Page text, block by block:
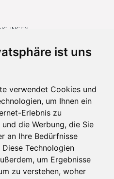
ist uns
verwendet Cookies und
um Ihnen ein
Erlebnis zu
die Werbung, die Sie
an Ihre Bedürfnisse
Diese Technologien
um Ergebnisse
zu verstehen, woher